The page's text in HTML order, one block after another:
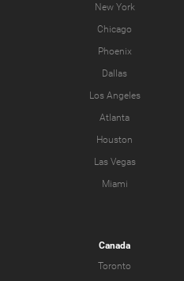
New York
Chicago
Phoenix
Dallas
Los Angeles
Atlanta
Houston
Las Vegas
Miami
Canada
Toronto